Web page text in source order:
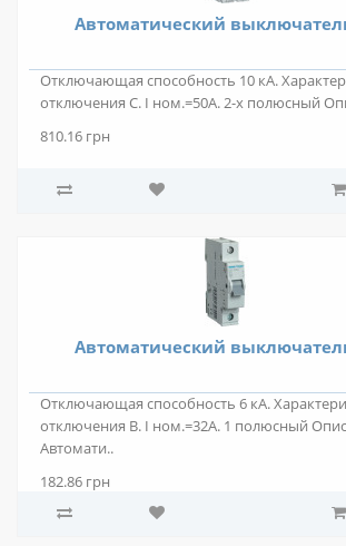
Автоматический
Отключающая способность 10 кА.
отключения C. I ном.=50А. 2-х полюсный
810.16 грн
Автоматический
Отключающая способность 6 кА.
отключения В. I ном.=32А. 1 полюсный
Автомати..
182.86 грн